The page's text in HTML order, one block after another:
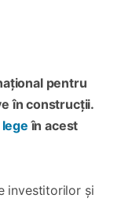
pentru
în construcții.
legeîn acest
investitorilor și